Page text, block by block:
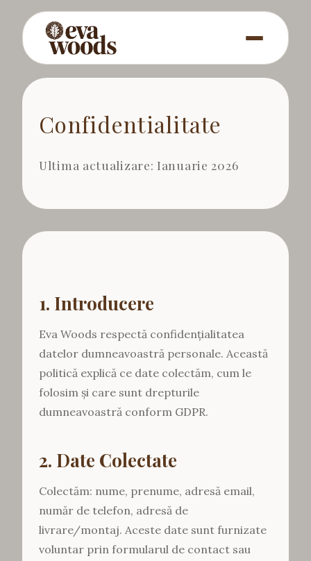
Confidentialitate
Ultima actualizare: Ianuarie 2026
1. Introducere
Eva Woods respectă confidențialitatea
datelor dumneavoastră personale. Această
politică explică ce date colectăm, cum le
folosim și care sunt drepturile
dumneavoastră conform GDPR.
2. Date Colectate
Colectăm: nume, prenume, adresă email,
număr de telefon, adresă de
livrare/montaj. Aceste date sunt furnizate
voluntar prin formularul de contact sau